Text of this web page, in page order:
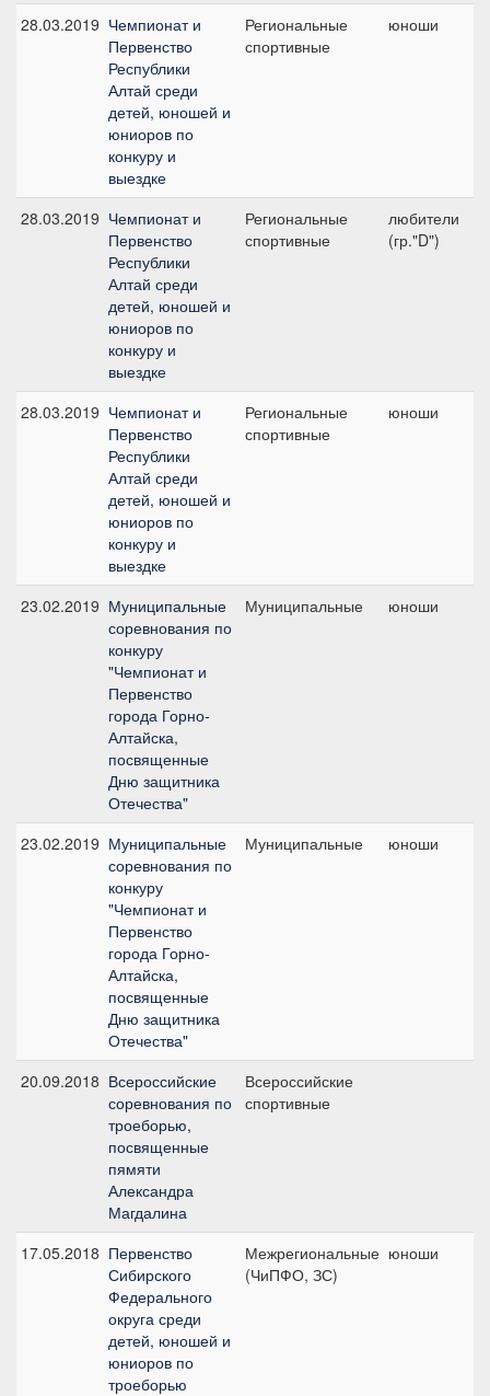
28.03.2019 Чемпионат и
Первенство
Республики
Алтай среди
детей, юношей и
юниоров по
конкуру и
выездке
Региональные
спортивные
юноши
28.03.2019 Чемпионат и
Первенство
Республики
Алтай среди
детей, юношей и
юниоров по
конкуру и
выездке
Региональные
спортивные
любители
(гр."D")
28.03.2019 Чемпионат и
Первенство
Республики
Алтай среди
детей, юношей и
юниоров по
конкуру и
выездке
Региональные
спортивные
юноши
23.02.2019 Муниципальные
соревнования по
конкуру
"Чемпионат и
Первенство
города Горно-
Алтайска,
посвященные
Дню защитника
Отечества"
Муниципальные юноши
23.02.2019 Муниципальные
соревнования по
конкуру
"Чемпионат и
Первенство
города Горно-
Алтайска,
посвященные
Дню защитника
Отечества"
Муниципальные юноши
20.09.2018 Всероссийские
соревнования по
троеборью,
посвященные
пямяти
Александра
Магдалина
Всероссийские
спортивные
17.05.2018 Первенство
Сибирского
Федерального
округа среди
детей, юношей и
юниоров по
троеборью
Межрегиональные
(ЧиПФО, ЗС)
юноши